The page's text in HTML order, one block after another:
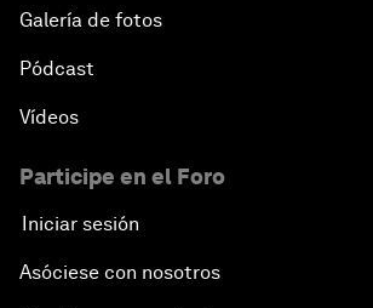
Galería de fotos
Pódcast
Vídeos
Participe en el Foro
Iniciar sesión
Asóciese con nosotros